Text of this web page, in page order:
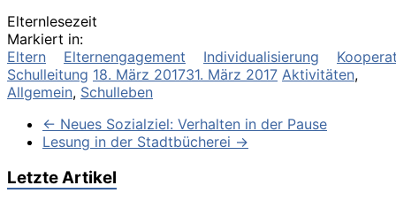
Elternlesezeit
Markiert in:
Eltern
Elternengagement Individualisierung
Schulleitung 18. März 201731. März 2017 Aktivitäten,
Allgemein, Schulleben
← Neues Sozialziel: Verhalten in der Pause
Lesung in der Stadtbücherei →
Letzte Artikel